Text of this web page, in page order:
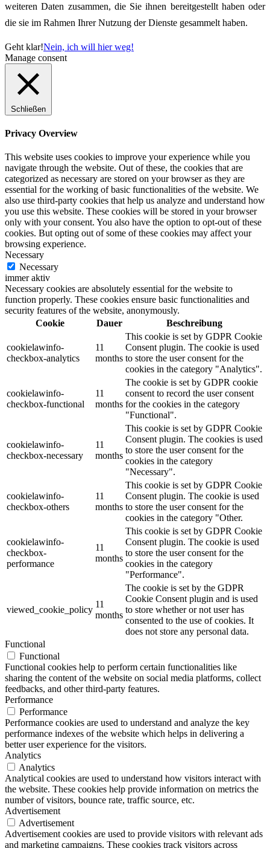
weiteren Daten zusammen, die Sie ihnen bereitgestellt haben oder
die sie im Rahmen Ihrer Nutzung der Dienste gesammelt haben.
Geht klar!Nein, ich will hier weg!
Manage consent
Schließen
Privacy Overview
This website uses cookies to improve your experience while you
navigate through the website. Out of these, the cookies that are
categorized as necessary are stored on your browser as they are
essential for the working of basic functionalities of the website. We
also use third-party cookies that help us analyze and understand how
you use this website. These cookies will be stored in your browser
only with your consent. You also have the option to opt-out of these
cookies. But opting out of some of these cookies may affect your
browsing experience.
Necessary
Necessary
immer aktiv
Necessary cookies are absolutely essential for the website to
function properly. These cookies ensure basic functionalities and
security features of the website, anonymously.
Cookie
Dauer Beschreibung
cookielawinfo-
checkbox-analytics
11
months
This cookie is set by GDPR Cookie
Consent plugin. The cookie is used
to store the user consent for the
cookies in the category "Analytics".
cookielawinfo-
checkbox-functional
11
months
The cookie is set by GDPR cookie
consent to record the user consent
for the cookies in the category
"Functional".
cookielawinfo-
checkbox-necessary
11
months
This cookie is set by GDPR Cookie
Consent plugin. The cookies is used
to store the user consent for the
cookies in the category
"Necessary".
cookielawinfo-
checkbox-others
11
months
This cookie is set by GDPR Cookie
Consent plugin. The cookie is used
to store the user consent for the
cookies in the category "Other.
cookielawinfo-
checkbox-
performance
11
months
This cookie is set by GDPR Cookie
Consent plugin. The cookie is used
to store the user consent for the
cookies in the category
"Performance".
viewed_cookie_policy
11
months
The cookie is set by the GDPR
Cookie Consent plugin and is used
to store whether or not user has
consented to the use of cookies. It
does not store any personal data.
Functional
Functional
Functional cookies help to perform certain functionalities like
sharing the content of the website on social media platforms, collect
feedbacks, and other third-party features.
Performance
Performance
Performance cookies are used to understand and analyze the key
performance indexes of the website which helps in delivering a
better user experience for the visitors.
Analytics
Analytics
Analytical cookies are used to understand how visitors interact with
the website. These cookies help provide information on metrics the
number of visitors, bounce rate, traffic source, etc.
Advertisement
Advertisement
Advertisement cookies are used to provide visitors with relevant ads
and marketing campaigns. These cookies track visitors across